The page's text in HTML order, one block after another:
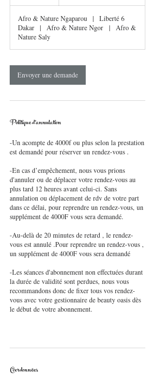
Afro & Nature Ngaparou |
Liberté 6
Dakar
| Afro & Nature Ngor |
Afro &
Nature Saly
Envoyer une demande
Politique d'annulation
-Un acompte de 4000f ou plus selon la prestation
est demandé pour réserver un rendez-vous .
-En cas d’empêchement, nous vous prions
d'annuler ou de déplacer votre rendez-vous au
plus tard 12 heures avant celui-ci. Sans
annulation ou déplacement de rdv de votre part
dans ce délai, pour reprendre un rendez-vous, un
supplément de 4000F vous sera demandé.
-Au-delà de 20 minutes de retard , le rendez-
vous est annulé .Pour reprendre un rendez-vous ,
un supplément de 4000F vous sera demandé
-Les séances d'abonnement non effectuées durant
la durée de validité sont perdues, nous vous
recommandons donc de fixer tous vos rendez-
vous avec votre gestionnaire de beauty oasis dès
le début de votre abonnement.
Coordonnées